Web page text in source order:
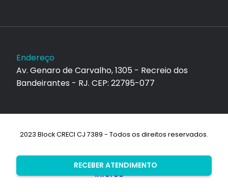
RECEBER ATENDIMENTO
Endereço
Av. Genaro de Carvalho, 1305 - Recreio dos
Bandeirantes - RJ. CEP: 22795-077
2023 Block CRECI CJ 7389 - Todos os direitos reservados.